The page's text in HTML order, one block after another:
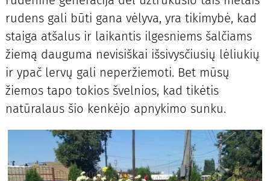
rudens gali būti gana vėlyva, yra tikimybė, kad
staiga atšalus ir laikantis ilgesniems šalčiams
žiemą dauguma nevisiškai išsivysčiusių lėliukių
ir ypač lervų gali neperžiemoti. Bet mūsų
žiemos tapo tokios švelnios, kad tikėtis
natūralaus šio kenkėjo apnykimo sunku.